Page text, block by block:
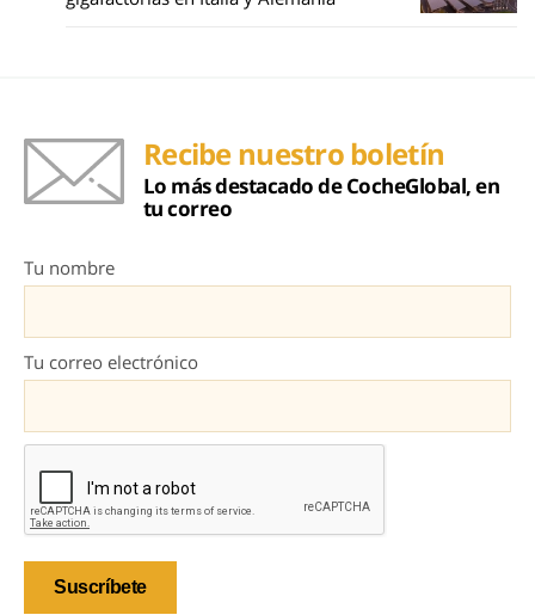
Recibe nuestro boletín
Lo más destacado de CocheGlobal, en
tu correo
Tu nombre
Tu correo electrónico